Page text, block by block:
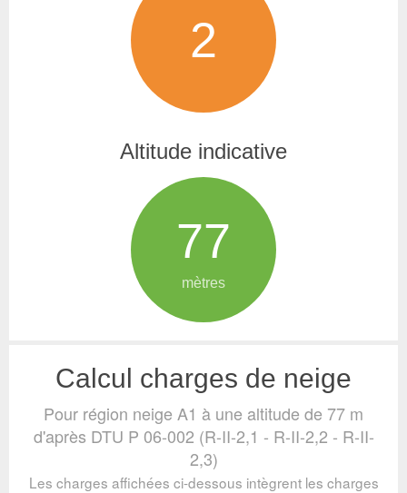
2
Altitude indicative
77
mètres
Calcul charges de neige
Pour région neige A1 à une altitude de 77 m
d'après DTU P 06-002 (R-II-2,1 - R-II-2,2 - R-II-
2,3)
Les charges affichées ci-dessous intègrent les charges